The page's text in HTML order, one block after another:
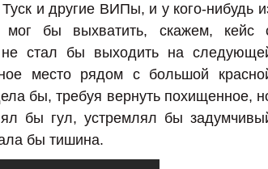
и другие ВИПы, и у кого-нибудь
бы выхватить, скажем, кейс
стал бы выходить на
место рядом с большой
бы, требуя вернуть похищенное,
бы гул, устремлял бы
бы тишина.